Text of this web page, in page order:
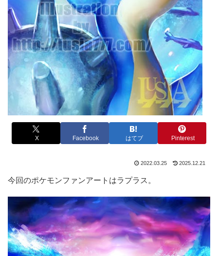
X Facebook はてブ Pinterest
2022.03.25 2025.12.21
今回のポケモンファンアートはラプラス。